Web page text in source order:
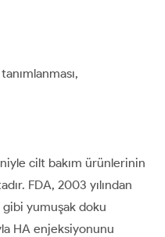
cilt bakım ürünlerinin
FDA, 2003 yılından
gibi yumuşak doku
HA enjeksiyonunu